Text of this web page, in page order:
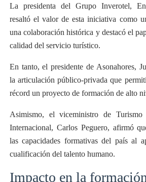
La presidenta del Grupo Inverotel,
resaltó el valor de esta iniciativa como
una colaboración histórica y destacó el
calidad del servicio turístico.
En tanto, el presidente de Asonahores,
la articulación público-privada que
récord un proyecto de formación de alto
Asimismo, el viceministro de Turismo
Internacional, Carlos Peguero, afirmó
las capacidades formativas del país al
cualificación del talento humano.
Impacto en la